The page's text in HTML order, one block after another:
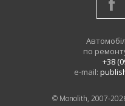
по
+38
e-mail:
© Monolith, 2007-